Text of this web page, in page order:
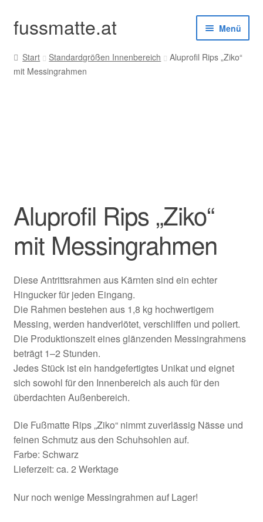
Zur
Navigation
springen
Zum
Inhalt
springen
fussmatte.at Menü
Außenbereich
Start Standardgrößen Innenbereich
Aluprofil Rips „Ziko“
mit Messingrahmen
Aluprofil Rips „Ziko“
mit Messingrahmen
Diese Antrittsrahmen aus Kärnten sind ein echter
Hingucker für jeden Eingang.
Die Rahmen bestehen aus 1,8 kg hochwertigem
Messing, werden handverlötet, verschliffen und poliert.
Die Produktionszeit eines glänzenden Messingrahmens
beträgt 1–2 Stunden.
Jedes Stück ist ein handgefertigtes Unikat und eignet
sich sowohl für den Innenbereich als auch für den
überdachten Außenbereich.
Die Fußmatte Rips „Ziko“ nimmt zuverlässig Nässe und
feinen Schmutz aus den Schuhsohlen auf.
Farbe: Schwarz
Lieferzeit: ca. 2 Werktage
Nur noch wenige Messingrahmen auf Lager!